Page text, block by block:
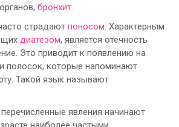
бронхит
страдают поносом . Характерным
диатезом, является отечность
Это приводит к появлению на
полосок, которые напоминают
Такой язык называют
явления начинают